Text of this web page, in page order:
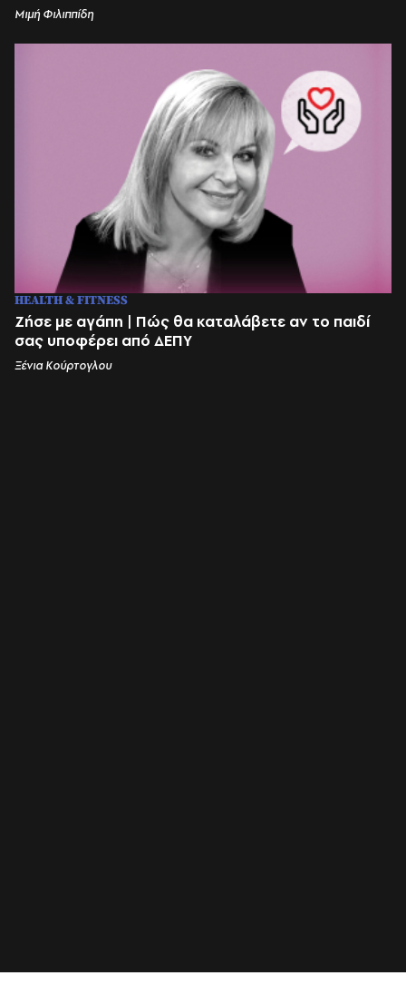
Μιμή Φιλιππίδη
HEALTH & FITNESS
Ζήσε με αγάπη | Πώς θα καταλάβετε αν το παιδί
σας υποφέρει από ΔΕΠΥ
Ξένια Κούρτογλου